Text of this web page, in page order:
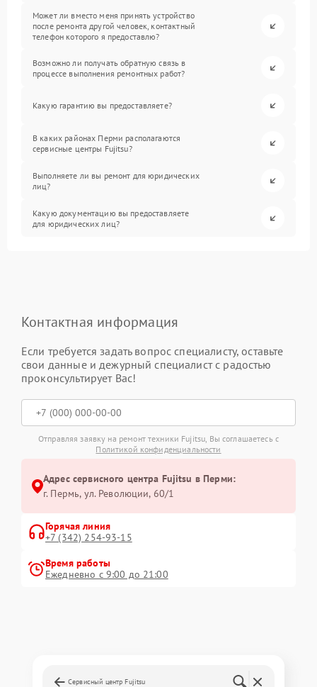
Может ли вместо меня принять устройство
после ремонта другой человек, контактный
телефон которого я предоставлю?
Возможно ли получать обратную связь в
процессе выполнения ремонтных работ?
Какую гарантию вы предоставляете?
В каких районах Перми располагаются
сервисные центры Fujitsu?
Выполняете ли вы ремонт для юридических
лиц?
Какую документацию вы предоставляете
для юридических лиц?
Контактная информация
Если требуется задать вопрос специалисту, оставьте
свои данные и дежурный специалист с радостью
проконсультирует Вас!
Отправляя заявку на ремонт техники Fujitsu, Вы соглашаетесь с
Политикой конфиденциальности
Адрес сервисного центра Fujitsu в Перми:
г. Пермь, ул. ​Революции, 60/1
Горячая линия
+7 (342) 254-93-15
Время работы
Ежедневно с 9:00 до 21:00
Сервисный центр Fujitsu